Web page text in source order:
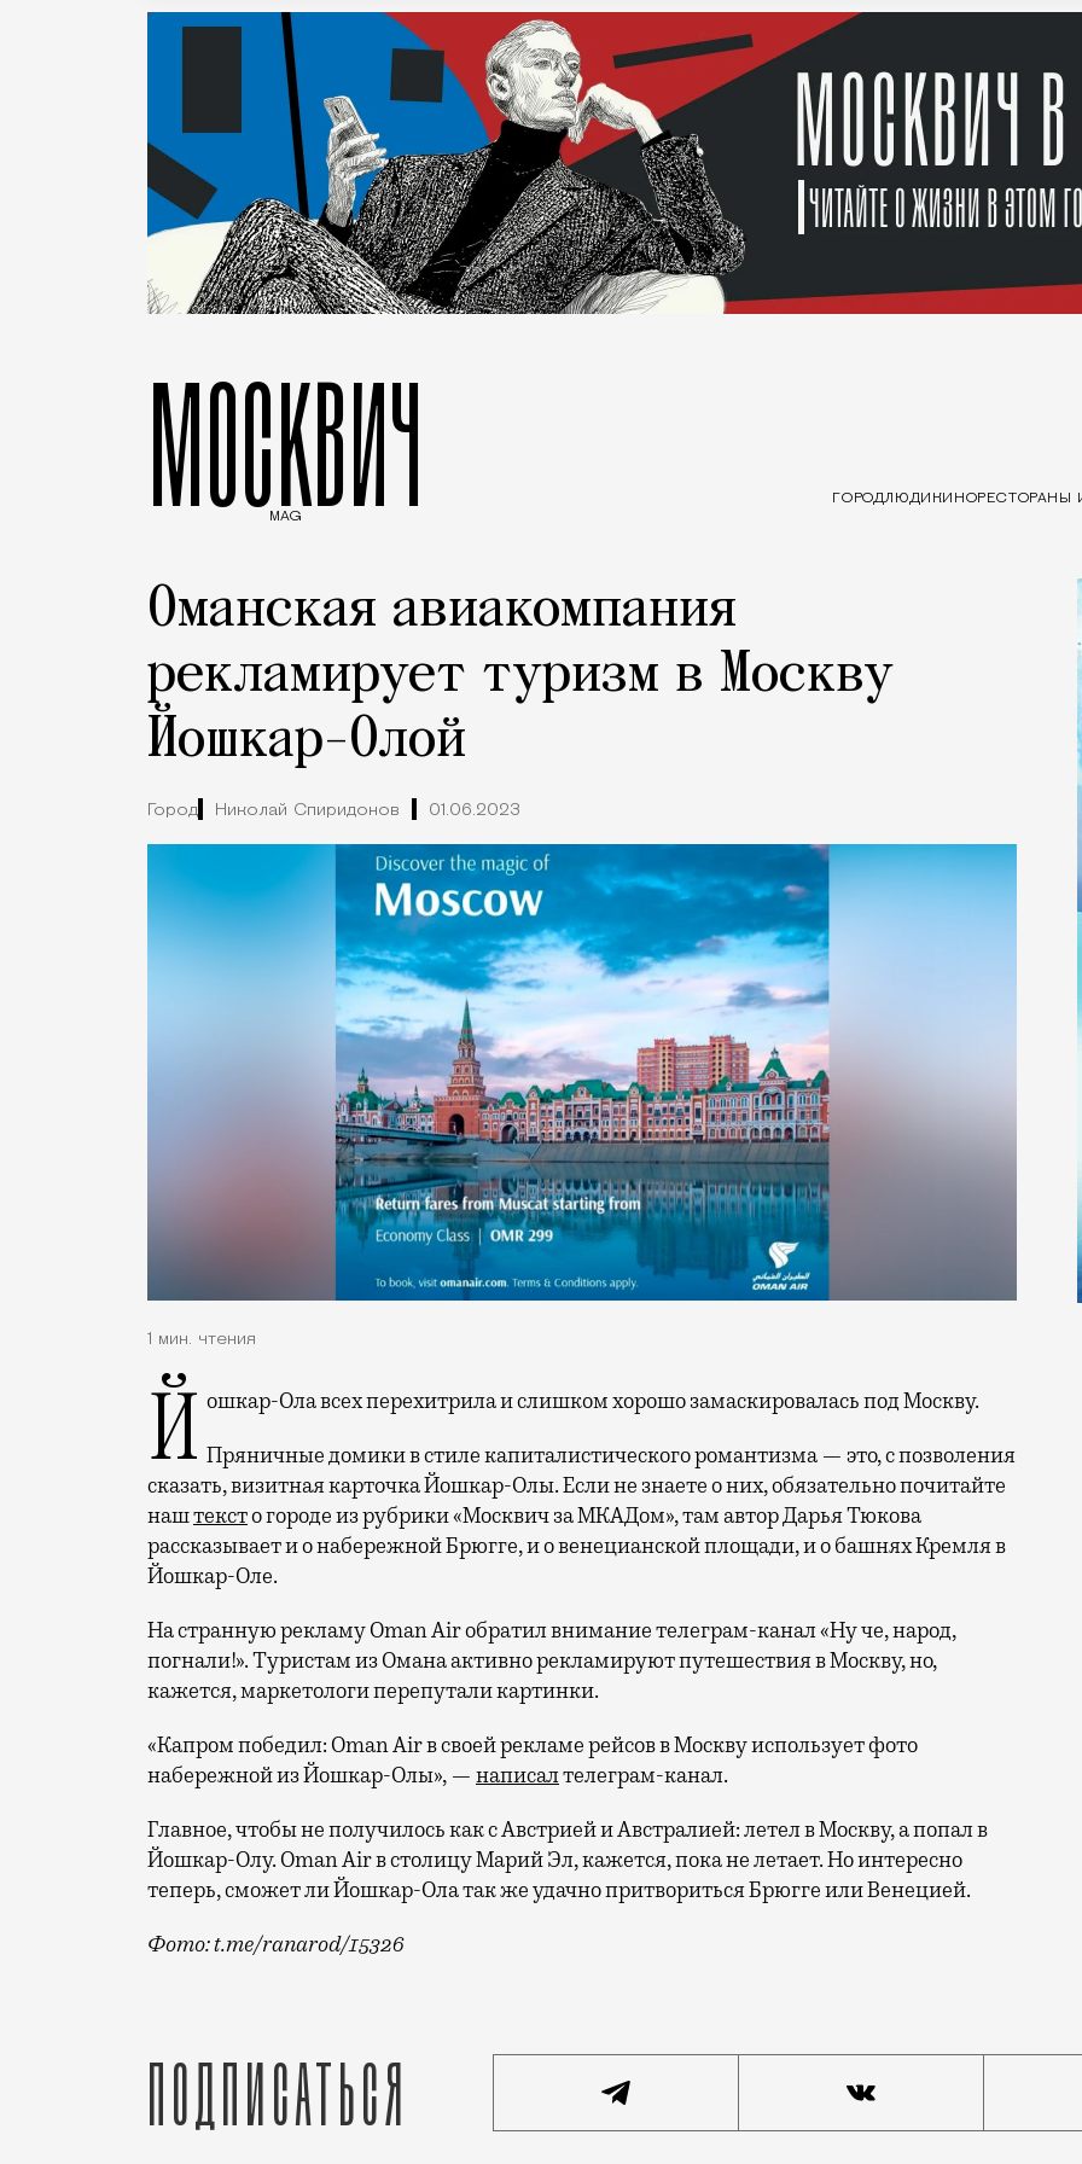
МОСКВИЧ
MAG
ГОРОДЛЮДИ КИНОРЕСТОРАНЫ
Оманская авиакомпания
рекламирует туризм в Москву
Йошкар-Олой
Город Николай Спиридонов 01.06.2023
1 мин. чтения
Йошкар-Ола всех перехитрила и слишком хорошо замаскировалась под Москву.
Пряничные домики в стиле капиталистического романтизма — это, с позволения
сказать, визитная карточка Йошкар-Олы. Если не знаете о них, обязательно почитайте
наштексто городе из рубрики «Москвич за МКАДом», там автор Дарья Тюкова
рассказывает и о набережной Брюгге, и о венецианской площади, и о башнях Кремля в
Йошкар-Оле.
На странную рекламу Oman Air обратил внимание телеграм-канал «Ну че, народ,
погнали!». Туристам из Омана активно рекламируют путешествия в Москву, но,
кажется, маркетологи перепутали картинки.
«Капром победил: Oman Air в своей рекламе рейсов в Москву использует фото
набережной из Йошкар-Олы», — написалтелеграм-канал.
Главное, чтобы не получилось как с Австрией и Австралией: летел в Москву, а попал в
Йошкар-Олу. Oman Air в столицу Марий Эл, кажется, пока не летает. Но интересно
теперь, сможет ли Йошкар-Ола так же удачно притвориться Брюгге или Венецией.
Фото: t.me/ranarod/15326
Подписаться